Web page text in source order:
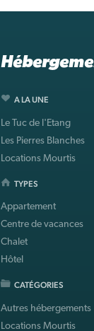
A LA UNE
Le Tuc de l'Etang
Les Pierres Blanches
Locations Mourtis
TYPES
Appartement
Centre de vacances
Chalet
Hôtel
CATÉGORIES
Autres hébergements
Locations Mourtis